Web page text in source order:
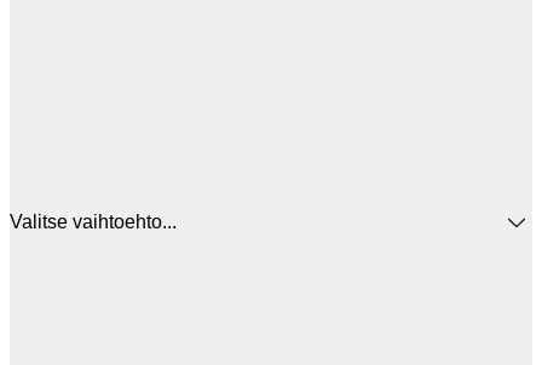
Valitse vaihtoehto...